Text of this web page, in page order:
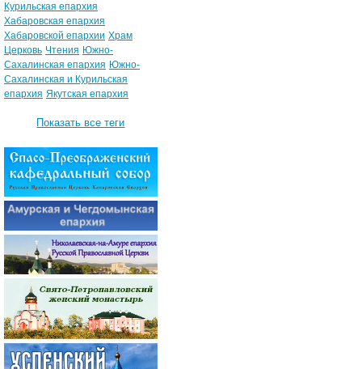
Курильская епархия
Хабаровская епархия
Хабаровской епархии Храм
Церковь Чтения Южно-
Сахалинская епархия Южно-
Сахалинская и Курильская
епархия Якутская епархия
Показать все теги